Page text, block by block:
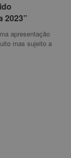
2023”
apresentação
mas sujeito a
2023”